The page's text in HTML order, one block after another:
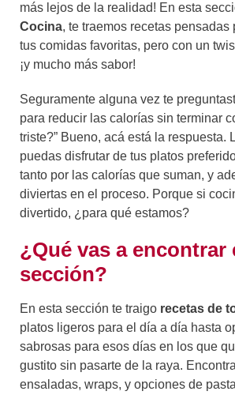
más lejos de la realidad! En esta
Cocina, te traemos recetas pensadas
tus comidas favoritas, pero con un
¡y mucho más sabor!
Seguramente alguna vez te
para reducir las calorías sin terminar
triste?” Bueno, acá está la respuesta.
puedas disfrutar de tus platos
tanto por las calorías que suman, y
diviertas en el proceso. Porque si
divertido, ¿para qué estamos?
¿Qué vas a encontrar
sección?
En esta sección te traigo recetas de
platos ligeros para el día a día hasta
sabrosas para esos días en los que
gustito sin pasarte de la raya.
ensaladas, wraps, y opciones de